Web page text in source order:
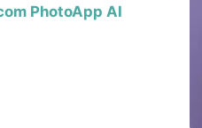
PhotoApp AI